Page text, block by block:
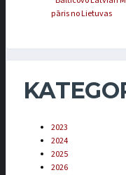
pāris no Lietuvas
2023
2024
2025
2026